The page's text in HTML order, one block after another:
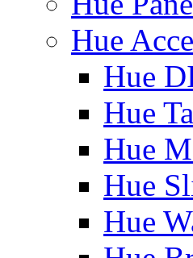
Hue
Hue
Hue
Hue
Hue
Hue